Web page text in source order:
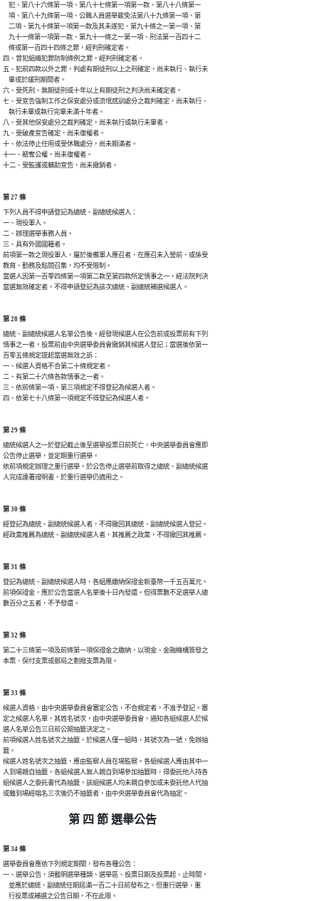
    犯、第八十六條第一項、第八十七條第一項第一款、第八十八條第一
    項、第八十九條第一項、公職人員選舉罷免法第八十九條第一項、第
    二項、第九十條第一項第一款及其未遂犯、第九十條之一第一項、第
    九十一條第一項第一款、第九十一條之一第一項、刑法第一百四十二
    條或第一百四十四條之罪，經判刑確定者。
四、曾犯組織犯罪防制條例之罪，經判刑確定者。
五、犯前四款以外之罪，判處有期徒刑以上之刑確定，尚未執行、執行未
    畢或於緩刑期間者。
六、受死刑、無期徒刑或十年以上有期徒刑之判決尚未確定者。
七、受宣告強制工作之保安處分或流氓感訓處分之裁判確定，尚未執行、
    執行未畢或執行完畢未滿十年者。
八、受其他保安處分之裁判確定，尚未執行或執行未畢者。
九、受破產宣告確定，尚未復權者。
十、依法停止任用或受休職處分，尚未期滿者。
十一、褫奪公權，尚未復權者。
十二、受監護或輔助宣告，尚未撤銷者。
第 27 條
下列人員不得申請登記為總統、副總統候選人：
一、現役軍人。
二、辦理選舉事務人員。
三、具有外國國籍者。
前項第一款之現役軍人，屬於後備軍人應召者，在應召未入營前，或係受
教育、勤務及點閱召集，均不受限制。
當選人因第一百零四條第一項第二款至第四款所定情事之一，經法院判決
當選無效確定者，不得申請登記為該次總統、副總統補選候選人。
第 28 條
總統、副總統候選人名單公告後，經發現候選人在公告前或投票前有下列
情事之一者，投票前由中央選舉委員會撤銷其候選人登記；當選後依第一
百零五條規定提起當選無效之訴：
一、候選人資格不合第二十條規定者。
二、有第二十六條各款情事之一者。
三、依前條第一項、第三項規定不得登記為候選人者。
四、依第七十八條第一項規定不得登記為候選人者。
第 29 條
總統候選人之一於登記截止後至選舉投票日前死亡，中央選舉委員會應即
公告停止選舉，並定期重行選舉。
依前項規定辦理之重行選舉，於公告停止選舉前取得之總統、副總統候選
人完成連署證明書，於重行選舉仍適用之。
第 30 條
經登記為總統、副總統候選人者，不得撤回其總統、副總統候選人登記。
經政黨推薦為總統、副總統候選人者，其推薦之政黨，不得撤回其推薦。
第 31 條
登記為總統、副總統候選人時，各組應繳納保證金新臺幣一千五百萬元。
前項保證金，應於公告當選人名單後十日內發還。但得票數不足選舉人總
數百分之五者，不予發還。
第 32 條
第二十三條第一項及前條第一項保證金之繳納，以現金、金融機構簽發之
本票、保付支票或郵局之劃撥支票為限。
第 33 條
候選人資格，由中央選舉委員會審定公告，不合規定者，不准予登記。審
定之候選人名單，其姓名號次，由中央選舉委員會，通知各組候選人於候
選人名單公告三日前公開抽籤決定之。
前項候選人姓名號次之抽籤，於候選人僅一組時，其號次為一號，免辦抽
籤。
候選人姓名號次之抽籤，應由監察人員在場監察。各組候選人應由其中一
人到場親自抽籤，各組候選人無人親自到場參加抽籤時，得委託他人持各
組候選人之委託書代為抽籤，該組候選人均未親自參加或未委託他人代抽
或雖到場經唱名三次後仍不抽籤者，由中央選舉委員會代為抽定。
第 四 節 選舉公告
第 34 條
選舉委員會應依下列規定期間，發布各種公告：
一、選舉公告，須載明選舉種類、選舉區、投票日期及投票起、止時間，
    並應於總統、副總統任期屆滿一百二十日前發布之。但重行選舉、重
    行投票或補選之公告日期，不在此限。